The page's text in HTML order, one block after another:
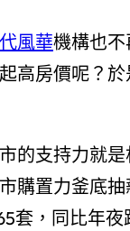
風華機構也
高房價呢？
的支持力就
購置力釜底
套，同比年